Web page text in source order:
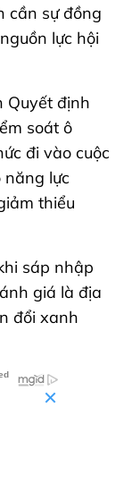
cần sự đồng
lực hội
Quyết định
soát ô
đi vào cuộc
năng lực
thiểu
sáp nhập
giá là địa
đổi xanh